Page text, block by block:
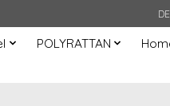
DE
POLYRATTAN